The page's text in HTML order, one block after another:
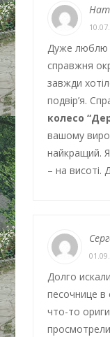
Дуже люблю
справжня
завжди
подвір’я.
колесо
вашому
найкращий.
– на висоті.
Долго
песочнице в
что-то